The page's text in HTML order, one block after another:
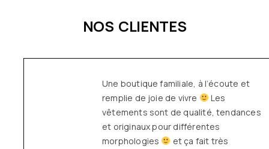
NOS CLIENTES
Une boutique familiale, à l’écoute et
remplie de joie de vivre
Les
vêtements sont de qualité, tendances
et originaux pour différentes
morphologies
et ça fait très